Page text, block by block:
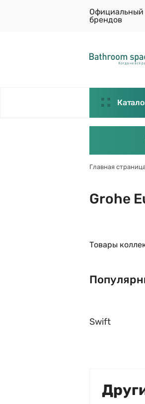
Официальный
брендов
Главная
Grohe
Товары
Swift